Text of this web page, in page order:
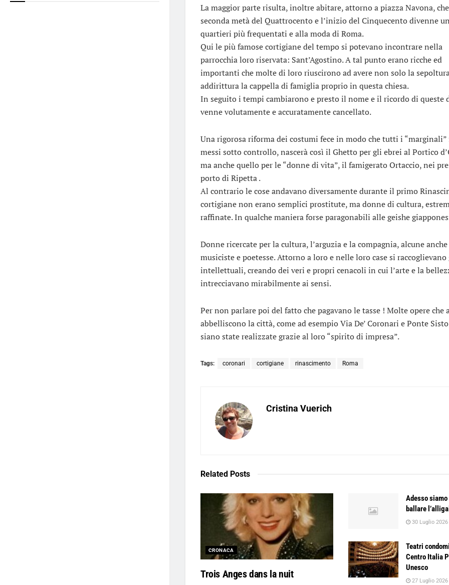
La maggior parte risulta, inoltre abitare, attorno a piazza Navona,
seconda metà del Quattrocento e l’inizio del Cinquecento divenne
quartieri più frequentati e alla moda di Roma.
Qui le più famose cortigiane del tempo si potevano incontrare nella
parrocchia loro riservata: Sant’Agostino. A tal punto erano ricche ed
importanti che molte di loro riuscirono ad avere non solo la
addirittura la cappella di famiglia proprio in questa chiesa.
In seguito i tempi cambiarono e presto il nome e il ricordo di queste
venne volutamente e accuratamente cancellato.
Una rigorosa riforma dei costumi fece in modo che tutti i
messi sotto controllo, nascerà così il Ghetto per gli ebrei al Portico
ma anche quello per le “donne di vita”, il famigerato Ortaccio, nei
porto di Ripetta .
Al contrario le cose andavano diversamente durante il primo
cortigiane non erano semplici prostitute, ma donne di cultura,
raffinate. In qualche maniera forse paragonabili alle geishe
Donne ricercate per la cultura, l’arguzia e la compagnia, alcune
musiciste e poetesse. Attorno a loro e nelle loro case si
intellettuali, creando dei veri e propri cenacoli in cui l’arte e la
intrecciavano mirabilmente ai sensi.
Per non parlare poi del fatto che pagavano le tasse ! Molte opere che
abbelliscono la città, come ad esempio Via De’ Coronari e Ponte
siano state realizzate grazie al loro “spirito di impresa”.
Tags: coronari cortigiane rinascimento Roma
Cristina Vuerich
Related Posts
CRONACA
Trois Anges dans la nuit
Adesso
ballare
30 Luglio 2026
Teatri
Centro Italia
Unesco
27 Luglio 2026